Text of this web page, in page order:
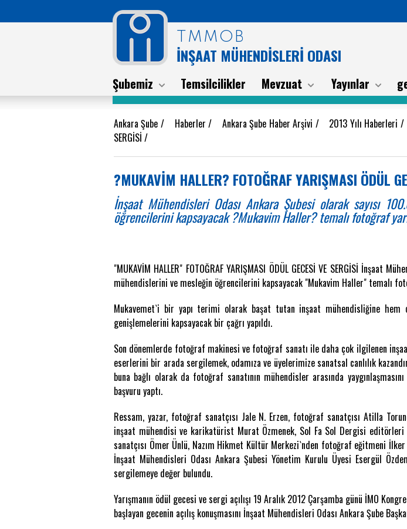
TMMOB
İNŞAAT MÜHENDİSLERİ ODASI
Şubemiz Temsilcilikler Mevzuat Yayınlar
Ankara Şube / Haberler/ Ankara Şube Haber Arşivi / 2013 Yılı Haberleri /
SERGİSİ /
?MUKAVİM HALLER? FOTOĞRAF YARIŞMASI ÖDÜL
İnşaat Mühendisleri Odası Ankara Şubesi olarak sayısı
öğrencilerini kapsayacak ?Mukavim Haller? temalı fotoğraf
"MUKAVİM HALLER" FOTOĞRAF YARIŞMASI ÖDÜL GECESİ VE SERGİSİ
mühendislerini ve mesleğin öğrencilerini kapsayacak "Mukavim Haller" temalı
Mukavemet`i bir yapı terimi olarak başat tutan inşaat mühendisliğine
genişlemelerini kapsayacak bir çağrı yapıldı.
Son dönemlerde fotoğraf makinesi ve fotoğraf sanatı ile daha çok ilgilenen
eserlerini bir arada sergilemek, odamıza ve üyelerimize sanatsal canlılık
buna bağlı olarak da fotoğraf sanatının mühendisler arasında
başvuru yaptı.
Ressam, yazar, fotoğraf sanatçısı Jale N. Erzen, fotoğraf sanatçısı Atilla
inşaat mühendisi ve karikatürist Murat Özmenek, Sol Fa Sol Dergisi
sanatçısı Ömer Ünlü, Nazım Hikmet Kültür Merkezi`nden fotoğraf eğitmeni
İnşaat Mühendisleri Odası Ankara Şubesi Yönetim Kurulu Üyesi Esergül
sergilemeye değer bulundu.
Yarışmanın ödül gecesi ve sergi açılışı 19 Aralık 2012 Çarşamba günü İMO
başlayan gecenin açılış konuşmasını İnşaat Mühendisleri Odası Ankara Şube